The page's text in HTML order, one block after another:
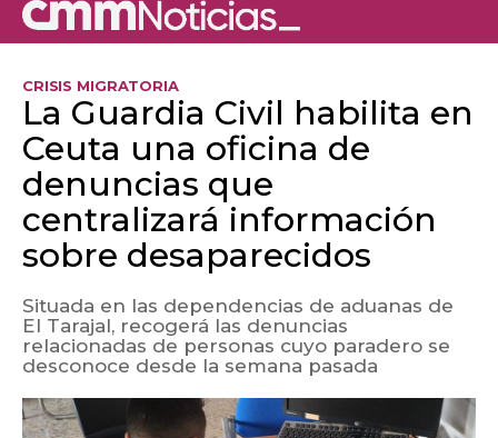
CRISIS MIGRATORIA
La Guardia Civil habilita en
Ceuta una oficina de
denuncias que
centralizará información
sobre desaparecidos
Situada en las dependencias de aduanas de
El Tarajal, recogerá las denuncias
relacionadas de personas cuyo paradero se
desconoce desde la semana pasada